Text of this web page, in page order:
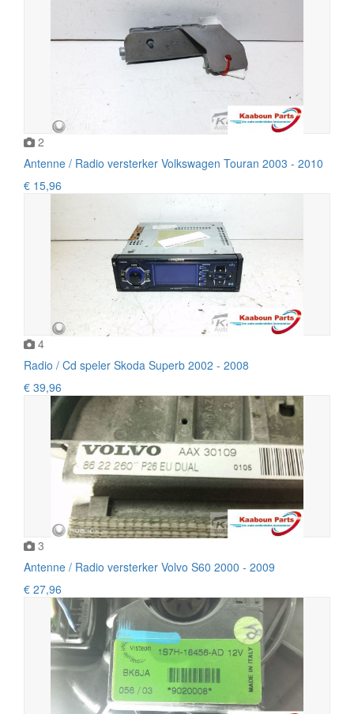
2
Antenne / Radio versterker Volkswagen Touran 2003 - 2010
€ 15,96
4
Radio / Cd speler Skoda Superb 2002 - 2008
€ 39,96
3
Antenne / Radio versterker Volvo S60 2000 - 2009
€ 27,96